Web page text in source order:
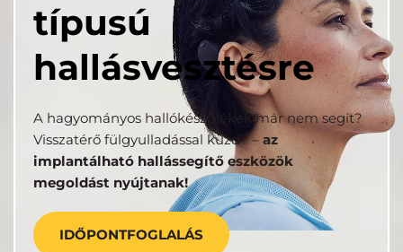
típusú
hallásvesztésre
A hagyományos hallókészülékek már nem segít?
Visszatérő fülgyulladással küzd? – az
implantálható hallássegítő eszközök
megoldást nyújtanak!
IDŐPONTFOGLALÁS